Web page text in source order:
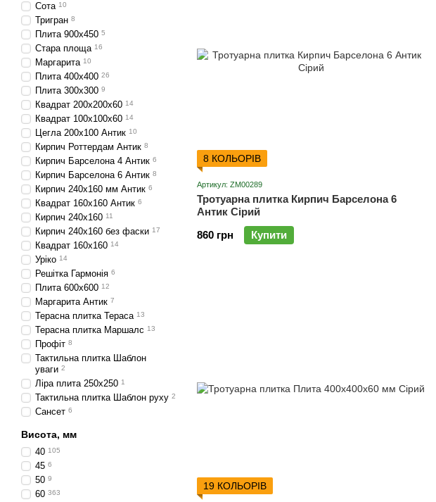
8 КОЛЬОРІВ
Артикул: ZM00289
Тротуарна плитка Кирпич Барселона 6
Антик Сірий
860 грн
Купити
19 КОЛЬОРІВ
Сота 10
Тригран 8
Плита 900х450 5
Стара площа 16
Маргарита 10
Плита 400х400 26
Плита 300х300 9
Квадрат 200х200х60 14
Квадрат 100х100х60 14
Цегла 200х100 Антик 10
Кирпич Роттердам Антик 8
Кирпич Барселона 4 Антик 6
Кирпич Барселона 6 Антик 8
Кирпич 240х160 мм Антик 6
Квадрат 160х160 Антик 6
Кирпич 240х160 11
Кирпич 240х160 без фаски 17
Квадрат 160х160 14
Уріко 14
Решітка Гармонія 6
Плита 600х600 12
Маргарита Антик 7
Терасна плитка Тераса 13
Терасна плитка Маршалс 13
Профіт 8
Тактильна плитка Шаблон
уваги 2
Ліра плита 250х250 1
Тактильна плитка Шаблон руху 2
Сансет 6
Висота, мм
40 105
45 6
50 9
60 363